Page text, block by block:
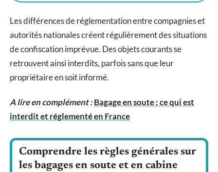
Les différences de réglementation entre compagnies et
autorités nationales créent régulièrement des situations
de confiscation imprévue. Des objets courants se
retrouvent ainsi interdits, parfois sans que leur
propriétaire en soit informé.
A lire en complément :Bagage en soute : ce qui est
interdit et réglementé en France
Comprendre les règles générales sur
les bagages en soute et en cabine